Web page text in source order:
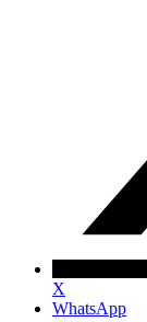
X
WhatsApp